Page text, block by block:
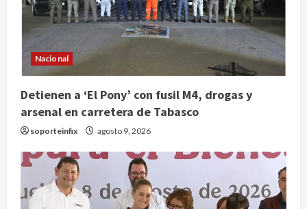
Nacional
Detienen a ‘El Pony’ con fusil M4, drogas y
arsenal en carretera de Tabasco
soporteinfix agosto 9, 2026
2
Claudia Sheinbaum decreta Jornada
de Reforestación cada segundo
domingo de agosto
agosto 10, 2026
3
Reflexionan sobre el derecho a la
ciudad y la resistencia desde el
barrio
agosto 10, 2026